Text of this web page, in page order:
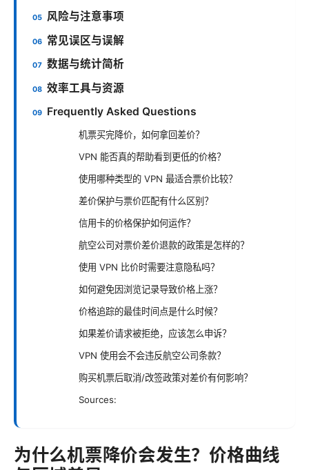
风险与注意事项
常见误区与误解
数据与统计简析
效率工具与资源
Frequently Asked Questions
机票买完降价，如何拿回差价？
VPN 能否真的帮助看到更低的价格？
使用哪种类型的 VPN 最适合票价比较？
差价保护与票价匹配有什么区别？
信用卡的价格保护如何运作？
航空公司对票价差价退款的政策是怎样的？
使用 VPN 比价时需要注意隐私吗？
如何避免因浏览记录导致价格上涨？
价格追踪的最佳时间点是什么时候？
如果差价请求被拒绝，应该怎么申诉？
VPN 使用会不会违反航空公司条款？
购买机票后取消/改签政策对差价有何影响？
Sources:
为什么机票降价会发生？价格曲线